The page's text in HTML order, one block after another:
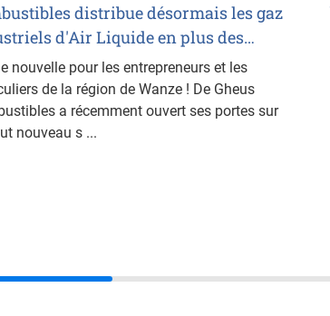
distribue désormais les gaz
d'Air Liquide en plus des…
nouvelle pour les entrepreneurs et les
de la région de Wanze ! De Gheus
a récemment ouvert ses portes sur
nouveau s ...